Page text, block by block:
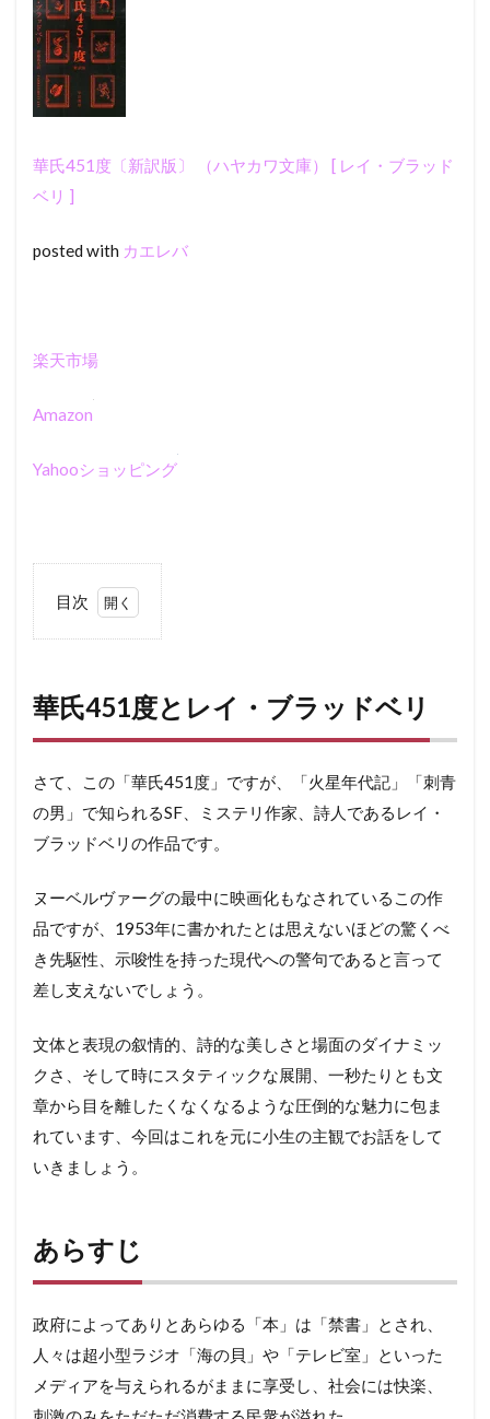
華氏451度〔新訳版〕 （ハヤカワ文庫） [ レイ・ブラッド
ベリ ]
posted with カエレバ
楽天市場
Amazon
Yahooショッピング
目次
度と
レ
イ・
ッド
2
す
じ
3
現
代
病
対
す
る
示
唆
華氏451度とレイ・ブラッドベリ
さて、この「華氏451度」ですが、「火星年代記」「刺青
の男」で知られるSF、ミステリ作家、詩人であるレイ・
ブラッドベリの作品です。
ヌーベルヴァーグの最中に映画化もなされているこの作
品ですが、1953年に書かれたとは思えないほどの驚くべ
き先駆性、示唆性を持った現代への警句であると言って
差し支えないでしょう。
文体と表現の叙情的、詩的な美しさと場面のダイナミッ
クさ、そして時にスタティックな展開、一秒たりとも文
章から目を離したくなくなるような圧倒的な魅力に包ま
れています、今回はこれを元に小生の主観でお話をして
いきましょう。
あらすじ
政府によってありとあらゆる「本」は「禁書」とされ、
人々は超小型ラジオ「海の貝」や「テレビ室」といった
メディアを与えられるがままに享受し、社会には快楽、